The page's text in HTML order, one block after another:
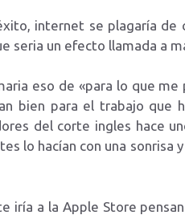
internet se plagaría de
seria un efecto llamada a
eso de «para lo que
bien para el trabajo que
del corte ingles hace
lo hacían con una sonrisa
iría a la Apple Store